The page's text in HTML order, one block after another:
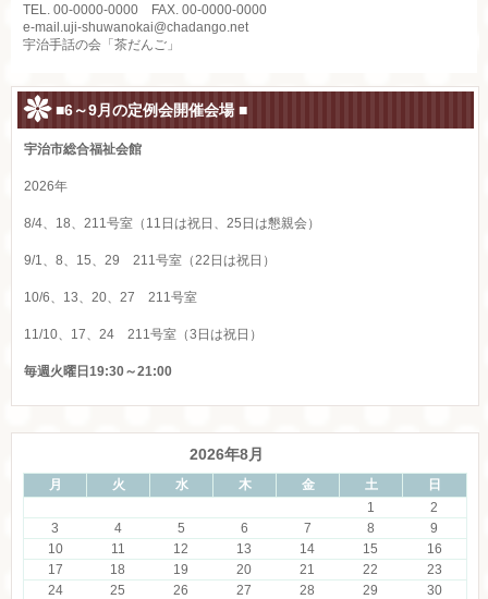
TEL. 00-0000-0000 FAX. 00-0000-0000
e-mail.uji-shuwanokai@chadango.net
宇治手話の会「茶だんご」
■6～9月の定例会開催会場 ■
宇治市総合福祉会館
2026年
8/4、18、211号室（11日は祝日、25日は懇親会）
9/1、8、15、29 211号室（22日は祝日）
10/6、13、20、27 211号室
11/10、17、24 211号室（3日は祝日）
毎週火曜日19:30～21:00
2026年8月
月 火 水 木 金 土 日
1
2
3
4 5 6 7 8
9
10
11 12 13 14 15
16
17
18 19 20 21 22
23
24
25 26 27 28 29
30